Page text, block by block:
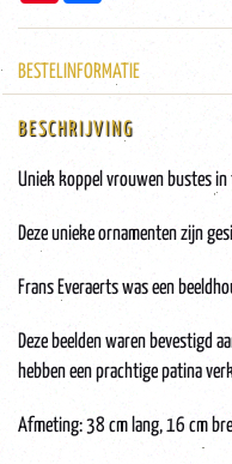
BESTELINFORMATIE
BESCHRIJVING
Uniek koppel vrouwen bustes
Deze unieke ornamenten zijn
Frans Everaerts was een
Deze beelden waren bevestigd
hebben een prachtige patina
Afmeting: 38 cm lang, 16 cm